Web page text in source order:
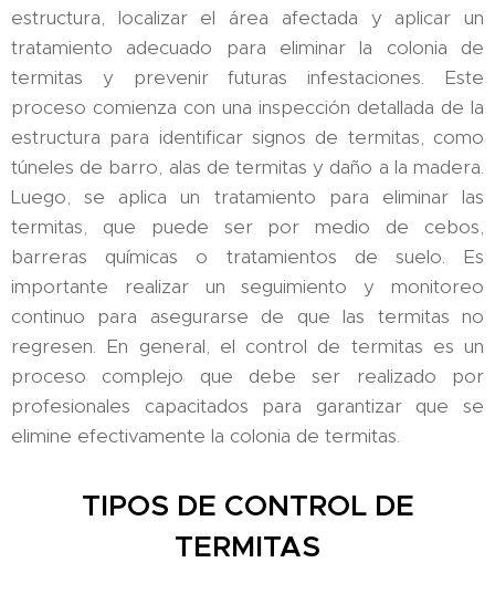
estructura, localizar el área afectada y aplicar un
tratamiento adecuado para eliminar la colonia de
termitas y prevenir futuras infestaciones. Este
proceso comienza con una inspección detallada de la
estructura para identificar signos de termitas, como
túneles de barro, alas de termitas y daño a la madera.
Luego, se aplica un tratamiento para eliminar las
termitas, que puede ser por medio de cebos,
barreras químicas o tratamientos de suelo. Es
importante realizar un seguimiento y monitoreo
continuo para asegurarse de que las termitas no
regresen. En general, el control de termitas es un
proceso complejo que debe ser realizado por
profesionales capacitados para garantizar que se
elimine efectivamente la colonia de termitas.
TIPOS DE CONTROL DE
TERMITAS